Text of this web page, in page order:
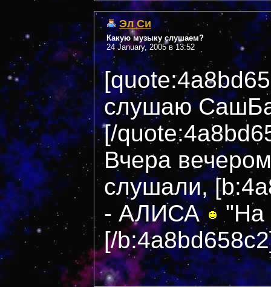
Эл Си
Какую музыку слушаем?
24 January, 2005 в 13:52
слушаю
[/
Вчера
слушали,
- АЛИСА
"На
[/